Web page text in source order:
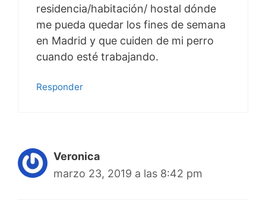
residencia/habitación/ hostal dónde
me pueda quedar los fines de semana
en Madrid y que cuiden de mi perro
cuando esté trabajando.
Responder
Veronica
marzo 23, 2019 a las 8:42 pm